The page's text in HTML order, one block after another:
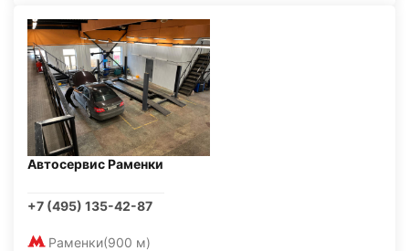
Автосервис Раменки
+7 (495) 135-42-87
Раменки(900 м)